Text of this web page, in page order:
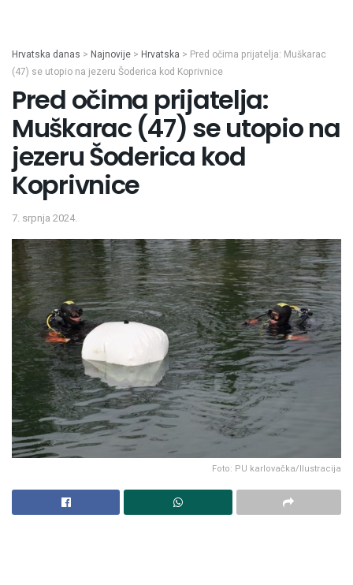
Hrvatska danas > Najnovije > Hrvatska > Pred očima prijatelja: Muškarac
(47) se utopio na jezeru Šoderica kod Koprivnice
Pred očima prijatelja:
Muškarac (47) se utopio na
jezeru Šoderica kod
Koprivnice
7. srpnja 2024.
Foto: PU karlovačka/Ilustracija